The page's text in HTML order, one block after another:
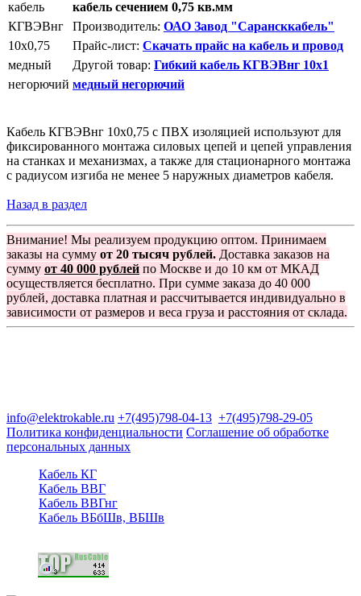
кабель сечением 0,75 кв.мм
Производитель: ОАО Завод "Сарансккабель"
Прайс-лист: Скачать прайс на кабель и провод
Другой товар: Гибкий кабель КГВЭВнг 10х1
медный негорючий
Кабель КГВЭВнг 10х0,75 с ПВХ изоляцией используют для
фиксированного монтажа силовых цепей и цепей управления
на станках и механизмах, а также для стационарного монтажа
с радиусом изгиба не менее 5 наружных диаметров кабеля.
Назад в раздел
Внимание! Мы реализуем продукцию оптом. Принимаем
заказы на сумму от 20 тысяч рублей. Доставка заказов на
сумму от 40 000 рублей по Москве и до 10 км от МКАД
осуществляется бесплатно. При сумме заказа до 40 000
рублей, доставка платная и рассчитывается индивидуально в
зависимости от размеров и веса груза и расстояния от склада.
info@elektrokable.ru +7(495)798-04-13 +7(495)798-29-05
Политика конфиденциальности Соглашение об обработке
персональных данных
Кабель КГ
Кабель ВВГ
Кабель ВВГнг
Кабель ВБбШв, ВБШв